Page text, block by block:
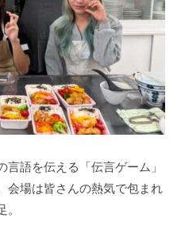
語を伝える「伝言ゲーム」
会場は皆さんの熱気で包まれ